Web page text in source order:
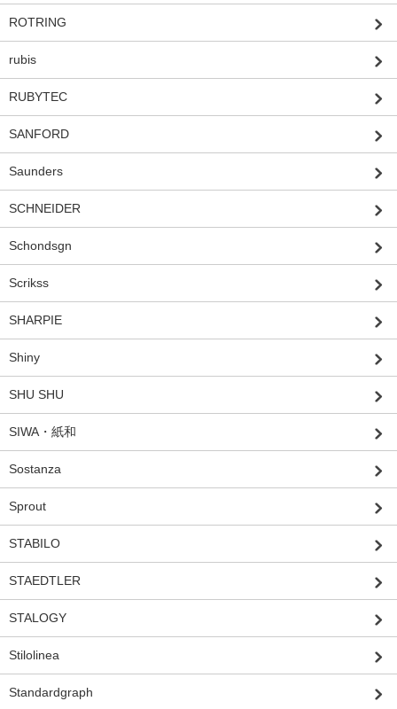
ROTRING
rubis
RUBYTEC
SANFORD
Saunders
SCHNEIDER
Schondsgn
Scrikss
SHARPIE
Shiny
SHU SHU
SIWA・紙和
Sostanza
Sprout
STABILO
STAEDTLER
STALOGY
Stilolinea
Standardgraph